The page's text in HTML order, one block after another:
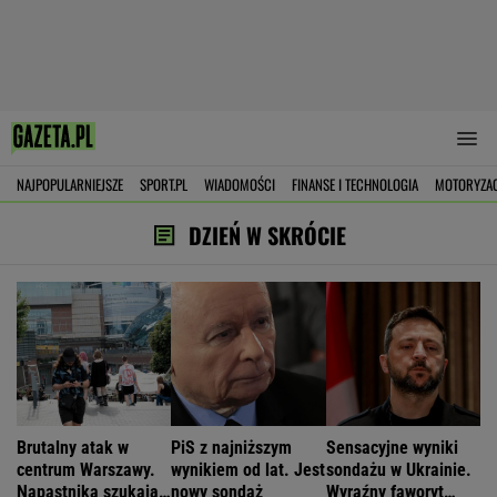
NAJPOPULARNIEJSZE SPORT.PL WIADOMOŚCI FINANSE I TECHNOLOGIA
DZIEŃ W SKRÓCIE
Brutalny atak w
centrum Warszawy.
Napastnika szukają
PiS z najniższym
wynikiem od lat. Jest
nowy sondaż
Sensacyjne wyniki
sondażu w Ukrainie.
Wyraźny faworyt